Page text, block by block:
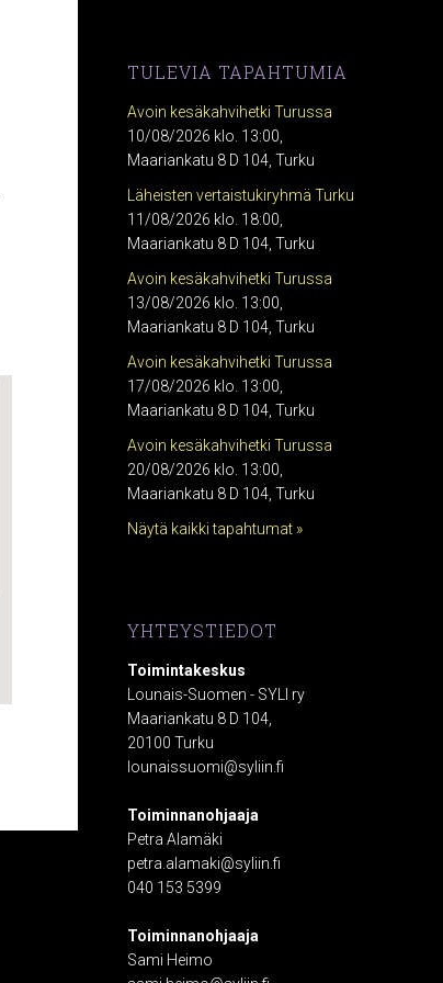
TULEVIA TAPAHTUMIA
Avoin kesäkahvihetki Turussa
10/08/2026 klo. 13:00,
Maariankatu 8 D 104, Turku
Läheisten vertaistukiryhmä Turku
11/08/2026 klo. 18:00,
Maariankatu 8 D 104, Turku
Avoin kesäkahvihetki Turussa
13/08/2026 klo. 13:00,
Maariankatu 8 D 104, Turku
Avoin kesäkahvihetki Turussa
17/08/2026 klo. 13:00,
Maariankatu 8 D 104, Turku
Avoin kesäkahvihetki Turussa
20/08/2026 klo. 13:00,
Maariankatu 8 D 104, Turku
Näytä kaikki tapahtumat »
YHTEYSTIEDOT
Toimintakeskus
Lounais-Suomen - SYLI ry
Maariankatu 8 D 104,
20100 Turku
lounaissuomi@syliin.fi
Toiminnanohjaaja
Petra Alamäki
petra.alamaki@syliin.fi
040 153 5399
Toiminnanohjaaja
Sami Heimo